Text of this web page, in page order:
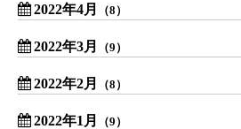
2022年4月 （8）
2022年3月 （9）
2022年2月 （8）
2022年1月 （9）